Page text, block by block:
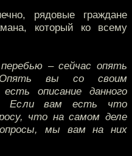
рядовые граждане
который ко всему
– сейчас опять
вы со своим
описание данного
Если вам есть что
что на самом деле
мы вам на них